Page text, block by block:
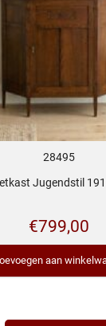
28495
Jugendstil
€799,00
aan